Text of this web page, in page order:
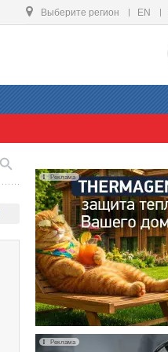
Выберите регион EN
Реклама
Реклама